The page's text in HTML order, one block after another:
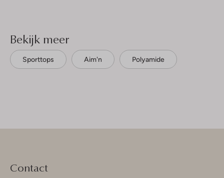
Bekijk meer
Sporttops Aim'n Polyamide
Contact